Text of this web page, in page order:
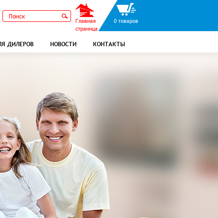
0 товаров
Главная
страница
ДИЛЕРОВ НОВОСТИ КОНТАКТЫ